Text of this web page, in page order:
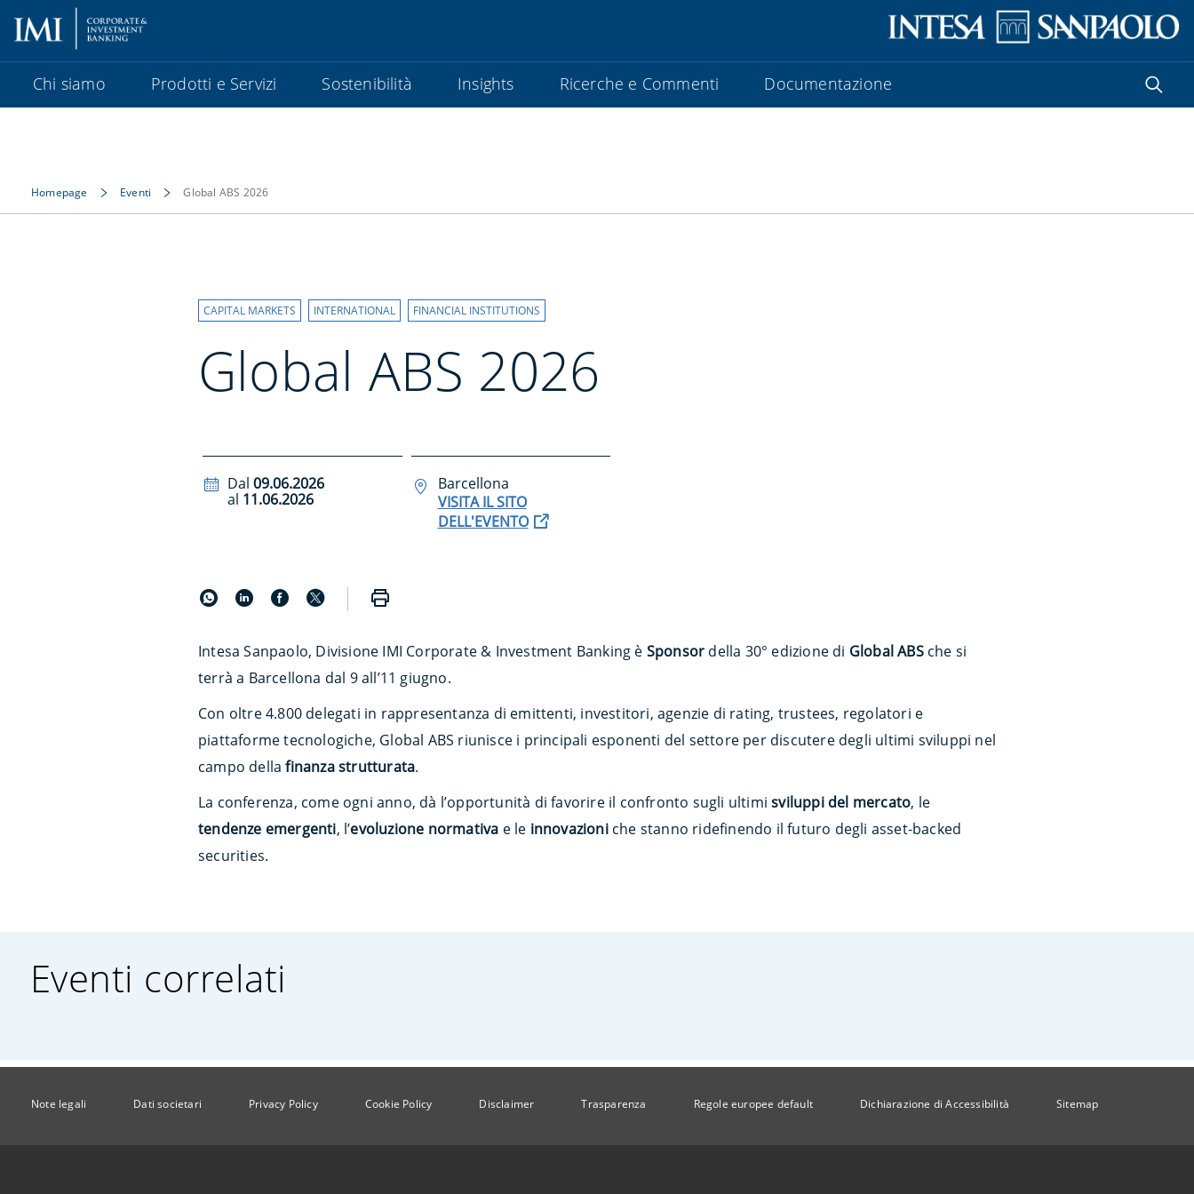
Chi siamo Prodotti e Servizi Sostenibilità Insights Ricerche e Commenti Documentazione
Homepage Eventi Global ABS 2026
CAPITAL MARKETS INTERNATIONAL FINANCIAL INSTITUTIONS
Global ABS 2026
Dal 09.06.2026
al 11.06.2026
Barcellona
VISITA IL SITO
DELL'EVENTO
Intesa Sanpaolo, Divisione IMI Corporate & Investment Banking è Sponsor della 30° edizione di Global ABS che si
terrà a Barcellona dal 9 all’11 giugno.
Con oltre 4.800 delegati in rappresentanza di emittenti, investitori, agenzie di rating, trustees, regolatori e
piattaforme tecnologiche, Global ABS riunisce i principali esponenti del settore per discutere degli ultimi sviluppi nel
campo dellafinanza strutturata.
La conferenza, come ogni anno, dà l’opportunità di favorire il confronto sugli ultimisviluppi del mercato, le
tendenze emergenti, l’evoluzione normativa e le innovazioni che stanno ridefinendo il futuro degli asset-backed
securities.
Eventi correlati
Note legali Dati societari Privacy Policy Cookie Policy Disclaimer Trasparenza Regole europee default Dichiarazione di Accessibilità Sitemap